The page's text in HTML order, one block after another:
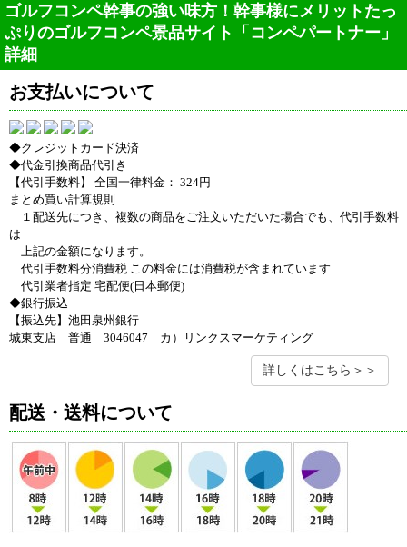
ゴルフコンペ幹事の強い味方！幹事様にメリットたっ
ぷりのゴルフコンペ景品サイト「コンペパートナー」
詳細
お支払いについて
◆クレジットカード決済
◆代金引換商品代引き
【代引手数料】 全国一律料金： 324円
まとめ買い計算規則
１配送先につき、複数の商品をご注文いただいた場合でも、代引手数料
は
上記の金額になります。
代引手数料分消費税 この料金には消費税が含まれています
代引業者指定 宅配便(日本郵便)
◆銀行振込
【振込先】池田泉州銀行
城東支店 普通 3046047 カ）リンクスマーケティング
詳しくはこちら＞＞
配送・送料について